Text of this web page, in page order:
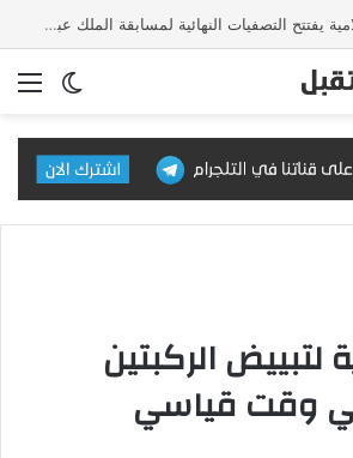
وزير الشؤون الإسلامية يفتتح التصفيات النهائية لمسابقة الملك عبدالعزيز الدولية للقرآن الكريم في دورتها الـ46
الوضع
الركبتين
وقت قياسي